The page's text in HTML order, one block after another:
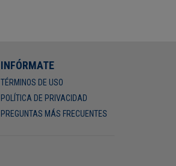
INFÓRMATE
TÉRMINOS DE USO
POLÍTICA DE PRIVACIDAD
PREGUNTAS MÁS FRECUENTES